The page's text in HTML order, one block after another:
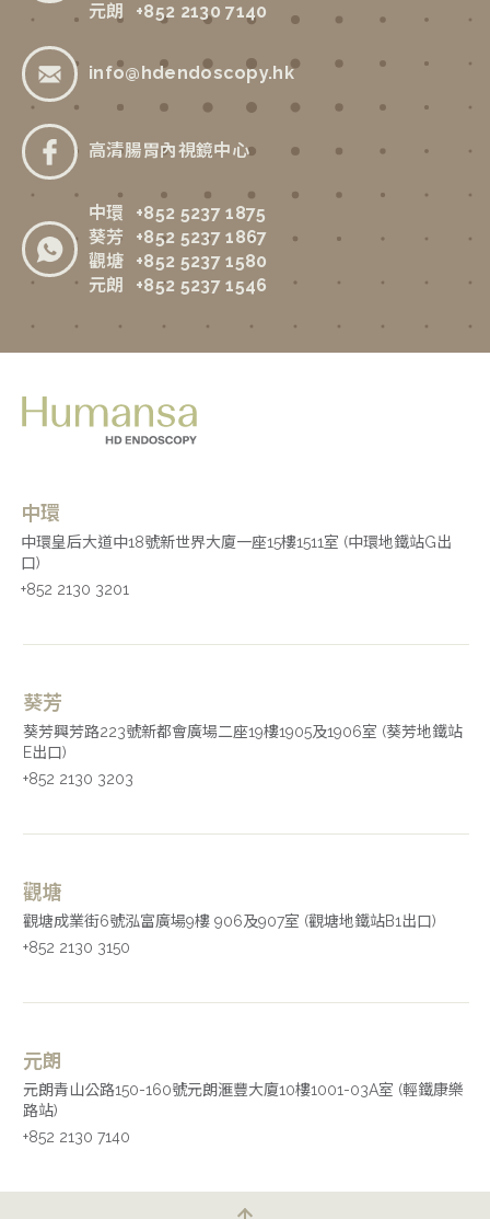
元朗
+852 2130 7140
info@hdendoscopy.hk
高清腸胃內視鏡中心
中環
+852 5237 1875
葵芳
+852 5237 1867
觀塘
+852 5237 1580
元朗
+852 5237 1546
中環
中環皇后大道中18號新世界大廈一座15樓1511室 (中環地鐵站G出
口)
+852 2130 3201
葵芳
葵芳興芳路223號新都會廣場二座19樓1905及1906室 (葵芳地鐵站
E出口)
+852 2130 3203
觀塘
觀塘成業街6號泓富廣場9樓 906及907室 (觀塘地鐵站B1出口)
+852 2130 3150
元朗
元朗青山公路150-160號元朗滙豐大廈10樓1001-03A室 (輕鐵康樂
路站)
+852 2130 7140